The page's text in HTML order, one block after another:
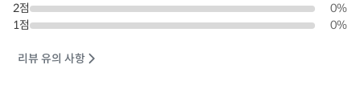
2점 0%
1점 0%
리뷰 유의 사항